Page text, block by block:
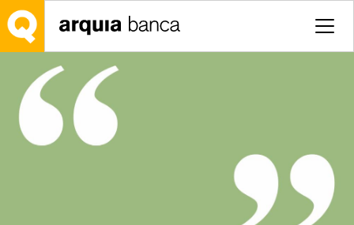
Saltar al contenido principal